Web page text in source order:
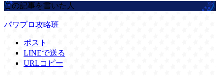
この記事を書いた人
パワプロ攻略班
ポスト
LINEで送る
URLコピー